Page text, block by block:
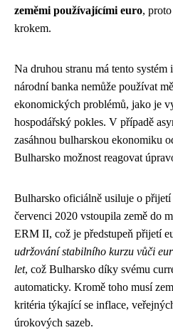
zeměmi používajícími euro,
krokem.
Na druhou stranu má tento systém
národní banka nemůže používat
ekonomických problémů, jako je
hospodářský pokles. V případě
zasáhnou bulharskou ekonomiku
Bulharsko možnost reagovat
Bulharsko oficiálně usiluje o
červenci 2020 vstoupila země do
ERM II, což je předstupeň přijetí
udržování stabilního kurzu vůči
let, což Bulharsko díky svému
automaticky. Kromě toho musí
kritéria týkající se inflace,
úrokových sazeb.